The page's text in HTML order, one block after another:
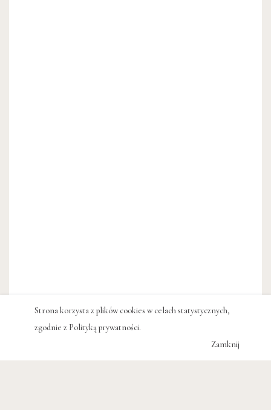
Strona korzysta z plików cookies w celach statystycznych,
zgodnie z Polityką prywatności.
Zamknij